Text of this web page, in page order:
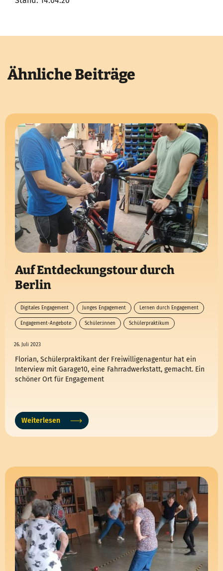
Ähnliche Beiträge
Auf Entdeckungstour durch
Berlin
Digitales Engagement Junges Engagement Lernen durch Engagement
Engagement-Angebote Schüler:innen Schülerpraktikum
26. Juli 2023
Florian, Schülerpraktikant der Freiwilligenagentur hat ein
Interview mit Garage10, eine Fahrradwerkstatt, gemacht. Ein
schöner Ort für Engagement
Weiterlesen